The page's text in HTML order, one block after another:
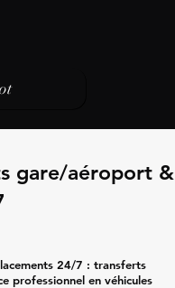
gare/aéroport &
24/7 : transferts
professionnel en véhicules